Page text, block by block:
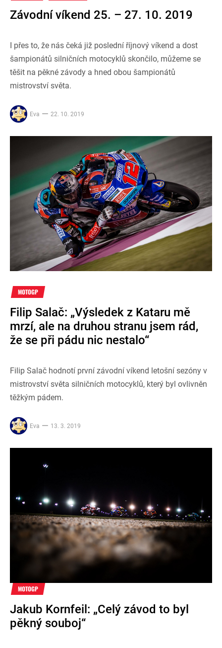
Závodní víkend 25. – 27. 10. 2019
I přes to, že nás čeká již poslední říjnový víkend a dost
šampionátů silničních motocyklů skončilo, můžeme se
těšit na pěkné závody a hned obou šampionátů
mistrovství světa.
Eva 22. 10. 2019
MOTOGP
Filip Salač: „Výsledek z Kataru mě
mrzí, ale na druhou stranu jsem rád,
že se při pádu nic nestalo“
Filip Salač hodnotí první závodní víkend letošní sezóny v
mistrovství světa silničních motocyklů, který byl ovlivněn
těžkým pádem.
Eva 13. 3. 2019
MOTOGP
Jakub Kornfeil: „Celý závod to byl
pěkný souboj“